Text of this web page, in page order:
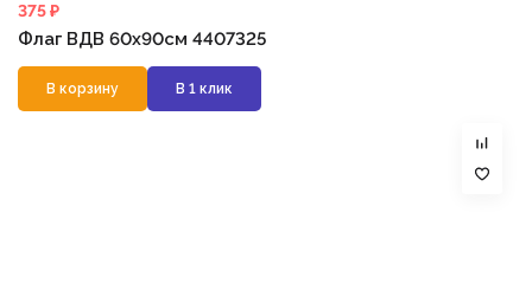
375 ₽
Флаг ВДВ 60х90см 4407325
В корзину В 1 клик